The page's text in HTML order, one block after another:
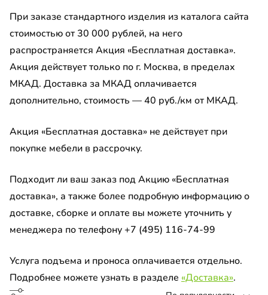
шкаф
прихожая
шкаф-купе
комод
до
до
на МДФ
с пескоструйным рисунком
планки МДФ
При заказе стандартного изделия из каталога сайта
стоимостью от 30 000 рублей, на него
распространяется Акция «Бесплатная доставка».
Акция действует только по г. Москва, в пределах
МКАД. Доставка за МКАД оплачивается
дополнительно, стоимость — 40 руб./км от МКАД.
Акция «Бесплатная доставка» не действует при
покупке мебели в рассрочку.
Подходит ли ваш заказ под Акцию «Бесплатная
доставка», а также более подробную информацию о
доставке, сборке и оплате вы можете уточнить у
менеджера по телефону +7 (495) 116-74-99
Услуга подъема и проноса оплачивается отдельно.
Подробнее можете узнать в разделе «Доставка».